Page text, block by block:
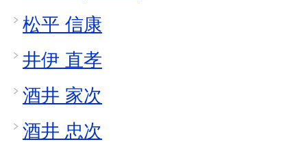
松平 信康
井伊 直孝
酒井 家次
酒井 忠次